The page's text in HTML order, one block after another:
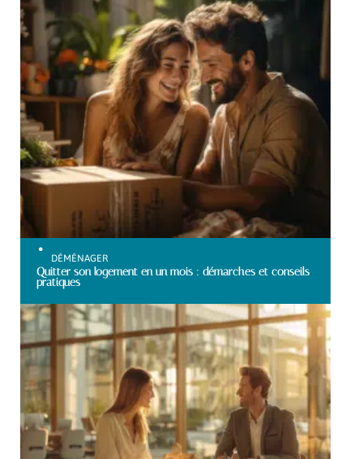
DÉMÉNAGER
Quitter son logement en un mois : démarches et conseils
pratiques